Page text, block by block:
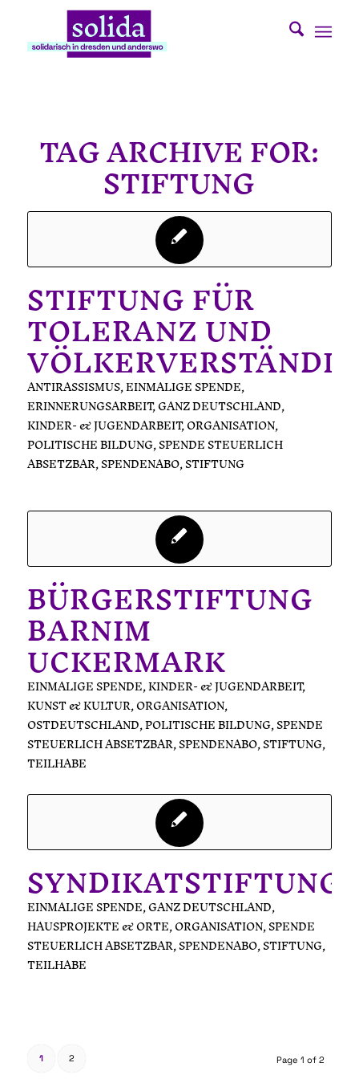
TAG ARCHIVE FOR:
STIFTUNG
STIFTUNG FÜR
TOLERANZ UND
ANTIRASSISMUS,EINMALIGE SPENDE,
ERINNERUNGSARBEIT,GANZ DEUTSCHLAND,
KINDER- & JUGENDARBEIT,ORGANISATION,
POLITISCHE BILDUNG,SPENDE STEUERLICH
ABSETZBAR,SPENDENABO,STIFTUNG
BÜRGERSTIFTUNG
BARNIM
UCKERMARK
EINMALIGE SPENDE,KINDER- & JUGENDARBEIT,
KUNST & KULTUR,ORGANISATION,
OSTDEUTSCHLAND,POLITISCHE BILDUNG,SPENDE
STEUERLICH ABSETZBAR,SPENDENABO,STIFTUNG,
TEILHABE
SYNDIKATSTIFTUNG
EINMALIGE SPENDE,GANZ DEUTSCHLAND,
HAUSPROJEKTE & ORTE,ORGANISATION,SPENDE
STEUERLICH ABSETZBAR,SPENDENABO,STIFTUNG,
TEILHABE
Page 1 of 2
1 2